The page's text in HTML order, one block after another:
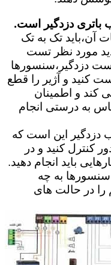
باتری دزدگیر است.
آن،باید تک به تک
مورد نظر تست
دزدگیر،سنسورها
کنید و آژیر را قطع
کند و اطمینان
به درستی انجام
دزدگیر این است که
کنترل کنید و در
باید انجام دهید.
به چه
در حالت های